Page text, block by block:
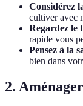
Considérez
cultiver avec
Regardez le
rapide vous
Pensez à la
bien dans
2.